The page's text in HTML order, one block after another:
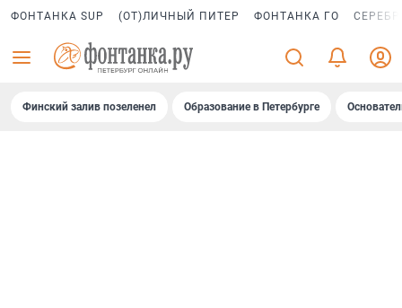
ФОНТАНКА SUP (ОТ)ЛИЧНЫЙ ПИТЕР ФОНТАНКА ГО
Финский залив позеленел Образование в Петербурге